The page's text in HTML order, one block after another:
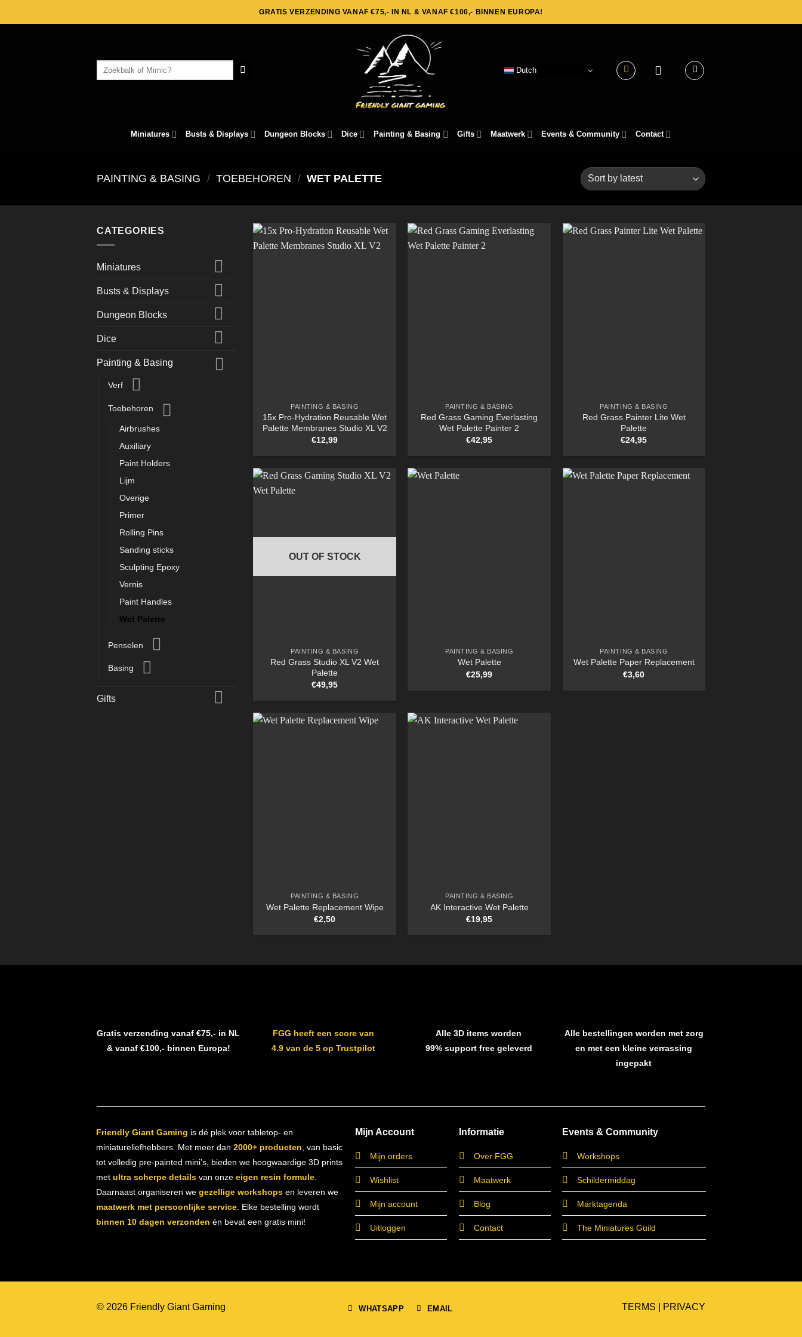
to
GRATIS VERZENDING VANAF €75,- IN NL & VANAF €100,- BINNEN EUROPA!
Search
Dutch
Miniatures Busts & Displays Dungeon Blocks Dice Painting & Basing Gifts Maatwerk Events & Community Contact
PAINTING & BASING / TOEBEHOREN / WET PALETTE
CATEGORIES
Miniatures
Busts & Displays
Dungeon Blocks
Dice
Painting & Basing
Verf
Toebehoren
Airbrushes
Auxiliary
Paint Holders
Lijm
Overige
Primer
Rolling Pins
Sanding sticks
Sculpting Epoxy
Vernis
Paint Handles
Wet Palette
Penselen
Basing
Gifts
PAINTING & BASING
15x Pro-Hydration Reusable Wet
Palette Membranes Studio XL V2
€12,99
PAINTING & BASING
Red Grass Gaming Everlasting
Wet Palette Painter 2
€42,95
PAINTING & BASING
Red Grass Painter Lite Wet
Palette
€24,95
OUT OF STOCK
PAINTING & BASING
Red Grass Studio XL V2 Wet
Palette
€49,95
PAINTING & BASING
Wet Palette
€25,99
PAINTING & BASING
Wet Palette Paper Replacement
€3,60
PAINTING & BASING
Wet Palette Replacement Wipe
€2,50
PAINTING & BASING
AK Interactive Wet Palette
€19,95
Gratis verzending vanaf €75,- in NL
& vanaf €100,- binnen Europa!
FGG heeft een score van
4.9 van de 5 op Trustpilot
Alle 3D items worden
99% support free geleverd
Alle bestellingen worden met zorg
en met een kleine verrassing
ingepakt
Friendly Giant Gaming is dé plek voor tabletop- en
miniatureliefhebbers. Met meer dan 2000+ producten , van basic
tot volledig pre-painted mini’s, bieden we hoogwaardige 3D prints
met ultra scherpe detailsvan onze eigen resin formule.
Daarnaast organiseren we gezellige workshopsen leveren we
maatwerk met persoonlijke service. Elke bestelling wordt
binnen 10 dagen verzonden én bevat een gratis mini!
Mijn Account
Mijn orders
Wishlist
Mijn account
Uitloggen
Informatie
Over FGG
Maatwerk
Blog
Contact
Events & Community
Workshops
Schildermiddag
Marktagenda
The Miniatures Guild
© 2026 Friendly Giant Gaming WHATSAPP EMAIL TERMS PRIVACY